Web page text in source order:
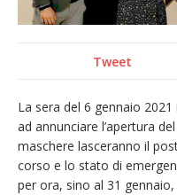
Tweet
La sera del 6 gennaio
ad annunciare l’apertura del
maschere lasceranno il
corso e lo stato di
per ora, sino al 31